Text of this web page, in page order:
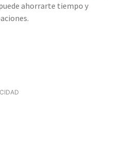
ahorrarte tiempo y